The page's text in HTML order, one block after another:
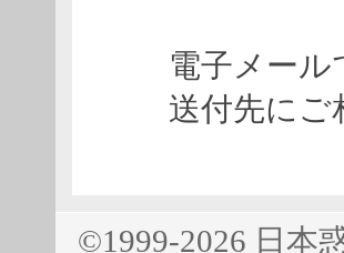
電子メー
送付先にご
©1999-2026 日本